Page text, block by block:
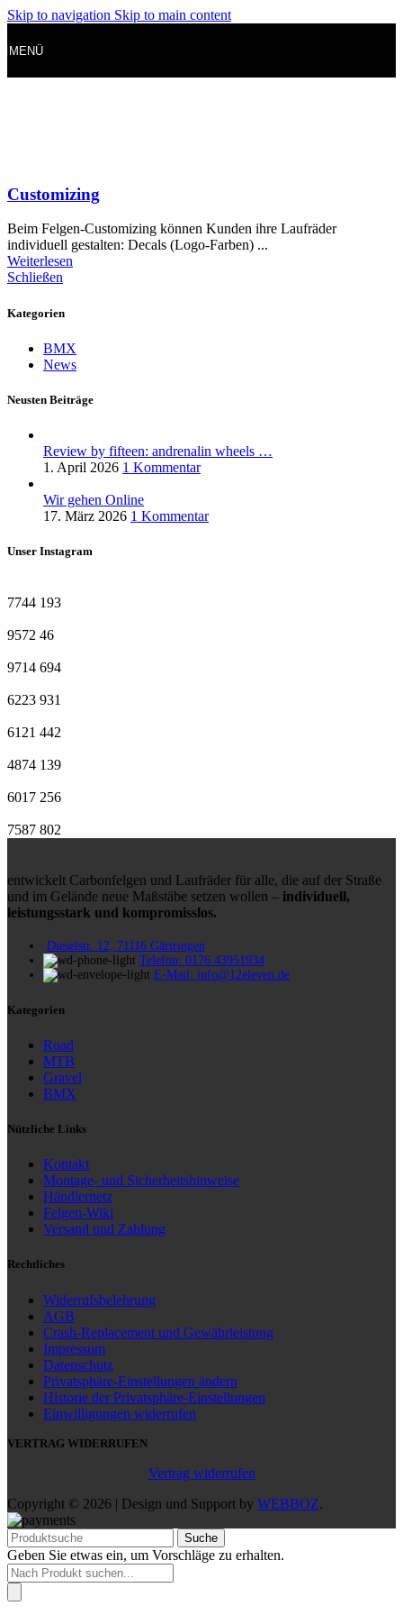
Skip to navigation Skip to main content
MENÜ
Customizing
Beim Felgen-Customizing können Kunden ihre Laufräder
individuell gestalten: Decals (Logo-Farben) ...
Weiterlesen
Schließen
Kategorien
BMX
News
Neusten Beiträge
Review by fifteen: andrenalin wheels …
1. April 2026 1 Kommentar
Wir gehen Online
17. März 2026 1 Kommentar
Unser Instagram
7744 193
9572 46
9714 694
6223 931
6121 442
4874 139
6017 256
7587 802
entwickelt Carbonfelgen und Laufräder für alle, die auf der Straße
und im Gelände neue Maßstäbe setzen wollen – individuell,
leistungsstark und kompromisslos.
Dieselstr. 12, 71116 Gärtringen
Telefon: 0176 43951934
E-Mail: info@12eleven.de
Kategorien
Road
MTB
Gravel
BMX
Nützliche Links
Kontakt
Montage- und Sicherheitshinweise
Händlernetz
Felgen-Wiki
Versand und Zahlung
Rechtliches
Widerrufsbelehrung
AGB
Crash-Replacement und Gewährleistung
Impressum
Datenschutz
Privatsphäre-Einstellungen ändern
Historie der Privatsphäre-Einstellungen
Einwilligungen widerrufen
VERTRAG WIDERRUFEN
Vertrag widerrufen
Copyright © 2026 | Design und Support by WEBBOZ.
Suche
Geben Sie etwas ein, um Vorschläge zu erhalten.
Products
search